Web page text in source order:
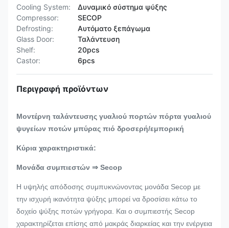
Cooling System:
Δυναμικό σύστημα ψύξης
Compressor:
SECOP
Defrosting:
Αυτόματο ξεπάγωμα
Glass Door:
Ταλάντευση
Shelf:
20pcs
Castor:
6pcs
Περιγραφή προϊόντων
Μοντέρνη ταλάντευσης γυαλιού πορτών πόρτα γυαλιού
ψυγείων ποτών μπύρας πιό δροσερή/εμπορική
Κύρια χαρακτηριστικά:
Μονάδα συμπιεστών ⇒ Secop
Η υψηλής απόδοσης συμπυκνώνοντας μονάδα Secop με
την ισχυρή ικανότητα ψύξης μπορεί να δροσίσει κάτω το
δοχείο ψύξης ποτών γρήγορα. Και ο συμπιεστής Secop
χαρακτηρίζεται επίσης από μακράς διαρκείας και την ενέργεια